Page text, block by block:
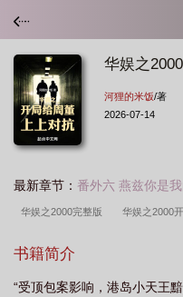
华娱之2000
河狸的米饭/著
2026-07-14
最新章节： 番外六 燕兹你是
华娱之2000完整版 华娱之2000
盗 华娱之2000好看吗
2000从神仙姐姐开始 华娱之2000
书籍简介
“受顶包案影响，港岛小天王